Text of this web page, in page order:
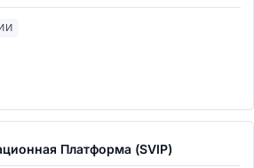
Платформа (SVIP)